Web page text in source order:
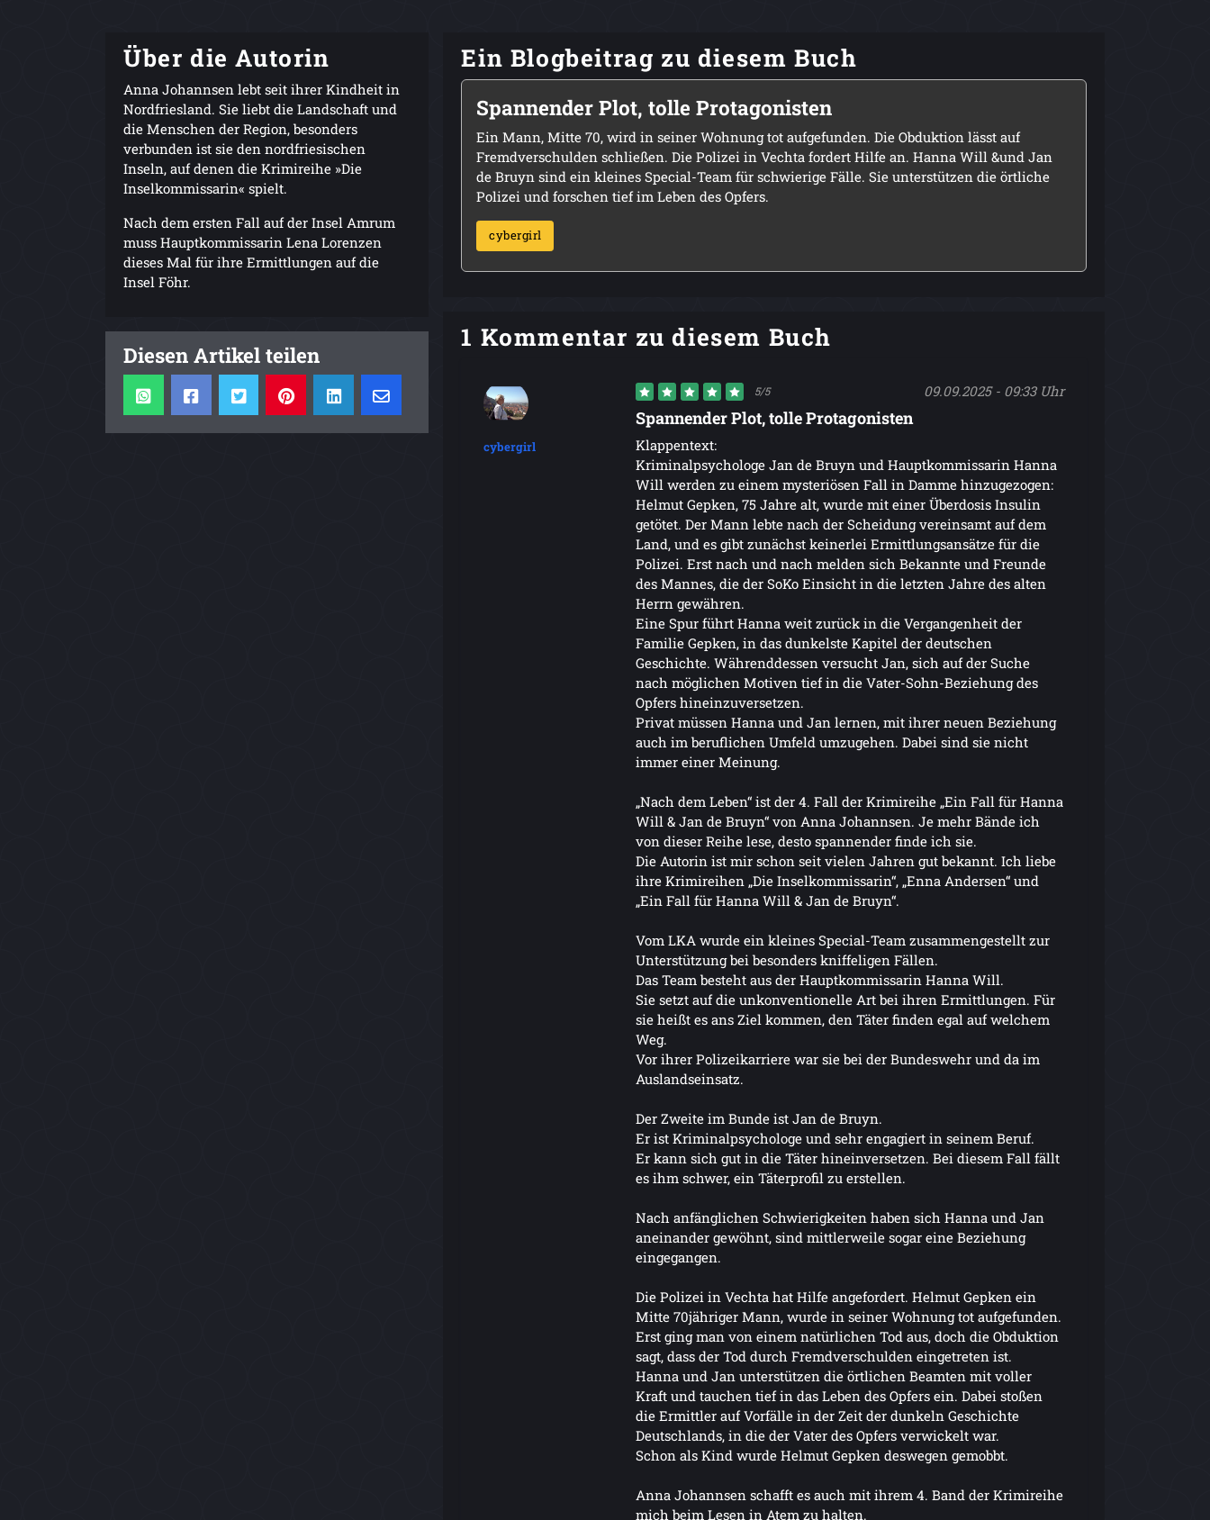
Über die Autorin
Anna Johannsen lebt seit ihrer Kindheit in
Nordfriesland. Sie liebt die Landschaft und
die Menschen der Region, besonders
verbunden ist sie den nordfriesischen
Inseln, auf denen die Krimireihe »Die
Inselkommissarin« spielt.
Nach dem ersten Fall auf der Insel Amrum
muss Hauptkommissarin Lena Lorenzen
dieses Mal für ihre Ermittlungen auf die
Insel Föhr.
Diesen Artikel teilen
Ein Blogbeitrag zu diesem Buch
Spannender Plot, tolle Protagonisten
Ein Mann, Mitte 70, wird in seiner Wohnung tot aufgefunden. Die Obduktion lässt auf
Fremdverschulden schließen. Die Polizei in Vechta fordert Hilfe an. Hanna Will &und Jan
de Bruyn sind ein kleines Special-Team für schwierige Fälle. Sie unterstützen die örtliche
Polizei und forschen tief im Leben des Opfers.
cybergirl
1 Kommentar zu diesem Buch
cybergirl
5/5 09.09.2025 - 09:33 Uhr
Spannender Plot, tolle Protagonisten
Klappentext:
Kriminalpsychologe Jan de Bruyn und Hauptkommissarin Hanna
Will werden zu einem mysteriösen Fall in Damme hinzugezogen:
Helmut Gepken, 75 Jahre alt, wurde mit einer Überdosis Insulin
getötet. Der Mann lebte nach der Scheidung vereinsamt auf dem
Land, und es gibt zunächst keinerlei Ermittlungsansätze für die
Polizei. Erst nach und nach melden sich Bekannte und Freunde
des Mannes, die der SoKo Einsicht in die letzten Jahre des alten
Herrn gewähren.
Eine Spur führt Hanna weit zurück in die Vergangenheit der
Familie Gepken, in das dunkelste Kapitel der deutschen
Geschichte. Währenddessen versucht Jan, sich auf der Suche
nach möglichen Motiven tief in die Vater-Sohn-Beziehung des
Opfers hineinzuversetzen.
Privat müssen Hanna und Jan lernen, mit ihrer neuen Beziehung
auch im beruflichen Umfeld umzugehen. Dabei sind sie nicht
immer einer Meinung.
„Nach dem Leben“ ist der 4. Fall der Krimireihe „Ein Fall für Hanna
Will & Jan de Bruyn“ von Anna Johannsen. Je mehr Bände ich
von dieser Reihe lese, desto spannender finde ich sie.
Die Autorin ist mir schon seit vielen Jahren gut bekannt. Ich liebe
ihre Krimireihen „Die Inselkommissarin“, „Enna Andersen“ und
„Ein Fall für Hanna Will & Jan de Bruyn“.
Vom LKA wurde ein kleines Special-Team zusammengestellt zur
Unterstützung bei besonders kniffeligen Fällen.
Das Team besteht aus der Hauptkommissarin Hanna Will.
Sie setzt auf die unkonventionelle Art bei ihren Ermittlungen. Für
sie heißt es ans Ziel kommen, den Täter finden egal auf welchem
Weg.
Vor ihrer Polizeikarriere war sie bei der Bundeswehr und da im
Auslandseinsatz.
Der Zweite im Bunde ist Jan de Bruyn.
Er ist Kriminalpsychologe und sehr engagiert in seinem Beruf.
Er kann sich gut in die Täter hineinversetzen. Bei diesem Fall fällt
es ihm schwer, ein Täterprofil zu erstellen.
Nach anfänglichen Schwierigkeiten haben sich Hanna und Jan
aneinander gewöhnt, sind mittlerweile sogar eine Beziehung
eingegangen.
Die Polizei in Vechta hat Hilfe angefordert. Helmut Gepken ein
Mitte 70jähriger Mann, wurde in seiner Wohnung tot aufgefunden.
Erst ging man von einem natürlichen Tod aus, doch die Obduktion
sagt, dass der Tod durch Fremdverschulden eingetreten ist.
Hanna und Jan unterstützen die örtlichen Beamten mit voller
Kraft und tauchen tief in das Leben des Opfers ein. Dabei stoßen
die Ermittler auf Vorfälle in der Zeit der dunkeln Geschichte
Deutschlands, in die der Vater des Opfers verwickelt war.
Schon als Kind wurde Helmut Gepken deswegen gemobbt.
Anna Johannsen schafft es auch mit ihrem 4. Band der Krimireihe
mich beim Lesen in Atem zu halten.